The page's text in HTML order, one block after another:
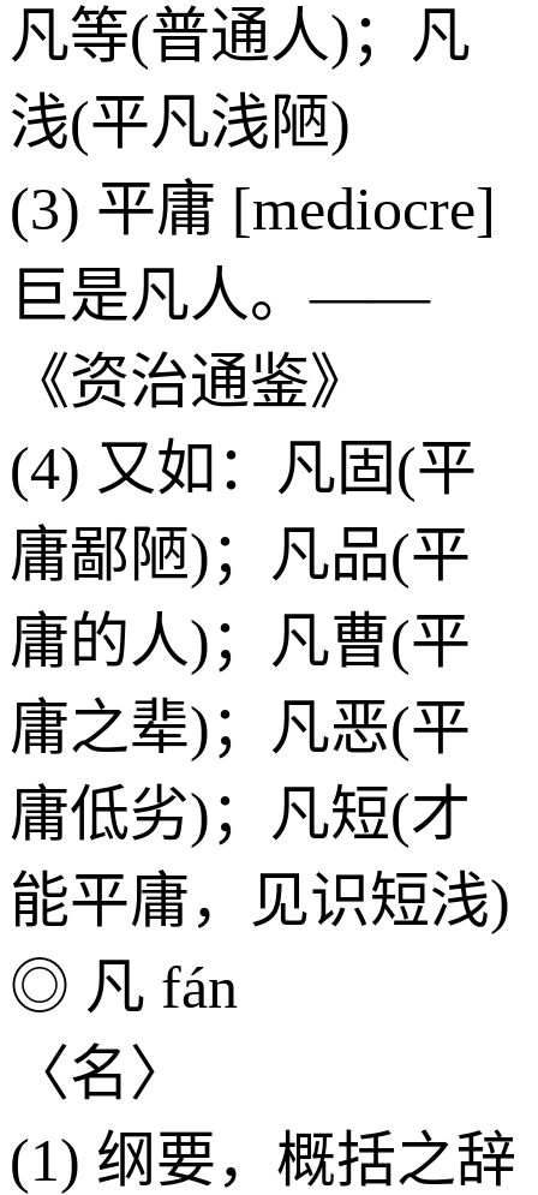
凡等(普通人)；凡
浅(平凡浅陋)
(3) 平庸 [mediocre]
巨是凡人。——
《资治通鉴》
(4) 又如：凡固(平
庸鄙陋)；凡品(平
庸的人)；凡曹(平
庸之辈)；凡恶(平
庸低劣)；凡短(才
能平庸，见识短浅)
◎ 凡 fán
〈名〉
(1) 纲要，概括之辞